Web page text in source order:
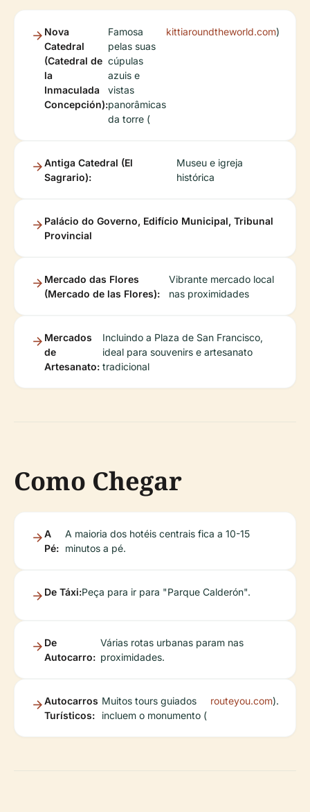
Nova
Catedral
(Catedral de
la
Inmaculada
Concepción):
Famosa
pelas suas
cúpulas
azuis e
vistas
panorâmicas
da torre (
kittiaroundtheworld.com)
Antiga Catedral (El
Sagrario):
Museu e igreja
histórica
Palácio do Governo, Edifício Municipal, Tribunal
Provincial
Mercado das Flores
(Mercado de las Flores):
Vibrante mercado local
nas proximidades
Mercados
de
Artesanato:
Incluindo a Plaza de San Francisco,
ideal para souvenirs e artesanato
tradicional
Como Chegar
A
Pé:
A maioria dos hotéis centrais fica a 10-15
minutos a pé.
De Táxi:Peça para ir para "Parque Calderón".
De
Autocarro:
Várias rotas urbanas param nas
proximidades.
Autocarros
Turísticos:
Muitos tours guiados
incluem o monumento (
routeyou.com).